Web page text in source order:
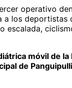
operativo
los
móvil de
de